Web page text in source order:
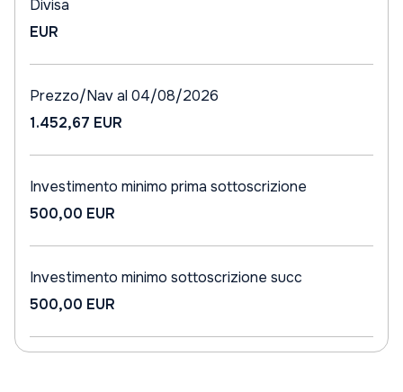
Divisa
EUR
Prezzo/Nav al 04/08/2026
1.452,67 EUR
Investimento minimo prima sottoscrizione
500,00 EUR
Investimento minimo sottoscrizione succ
500,00 EUR